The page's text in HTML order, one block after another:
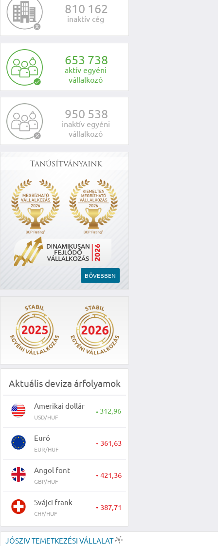
810 162
inaktív cég
653 738
aktív egyéni
vállalkozó
950 538
inaktív egyéni
vállalkozó
Tanúsítványaink
BŐVEBBEN
Aktuális deviza árfolyamok
Amerikai dollár
USD/HUF
▲ 312,96
Euró
EUR/HUF
▼ 361,63
Angol font
GBP/HUF
▼ 421,36
Svájci frank
CHF/HUF
▼ 387,71
JÓSZIV TEMETKEZÉSI VÁLLALAT